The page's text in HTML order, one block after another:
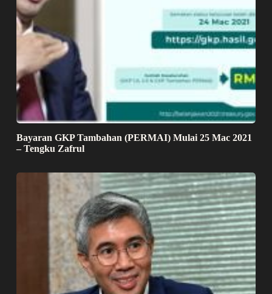
Bayaran GKP Tambahan (PERMAI) Mulai 25 Mac 2021
– Tengku Zafrul